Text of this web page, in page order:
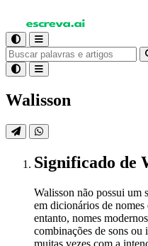
Walisson
Significado de
Walisson não possui um
em dicionários de
entanto, nomes
combinações de sons ou
muitas vezes com a